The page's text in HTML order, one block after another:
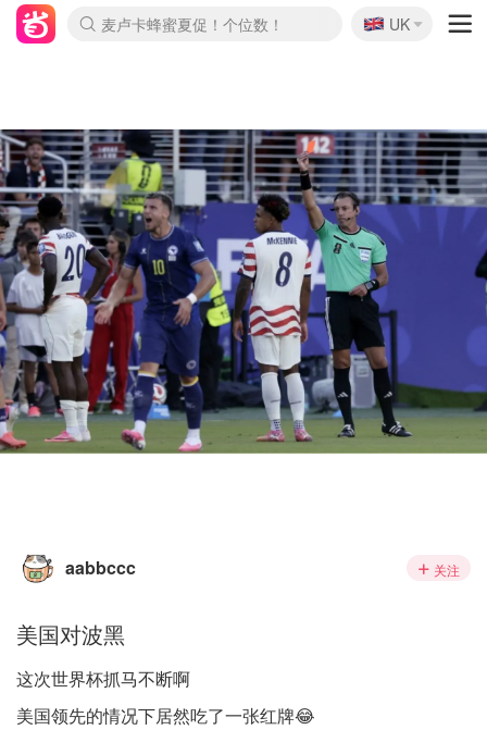
Prada/Miu 4.8折！
🇬🇧
UK
aabbccc 关注
美国对波黑
这次世界杯抓马不断啊
美国领先的情况下居然吃了一张红牌😂